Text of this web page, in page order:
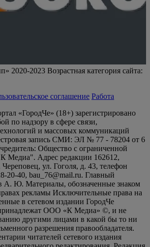
2023 Возрастная категория сайта:
соглашение Работа
«ГородЧе» (18+) зарегистрировано
по надзору в сфере связи,
и массовых коммуникаций
запись СМИ: ЭЛ № 77 - 78204 от 6
Общество с ограниченной
Медиа". Адрес редакции 162612,
Череповец, ул. Гоголя, д. 43, телефон
20-40, bau_76@mail.ru. Главный
А. Ю. Материалы, обозначенные знаком
рекламы Исключительные права на
в сетевом издании ГородЧе
ООО «К Медиа» ©, и не
другими лицами в какой бы то ни
разрешения правообладателя.
читателей сетевого издания